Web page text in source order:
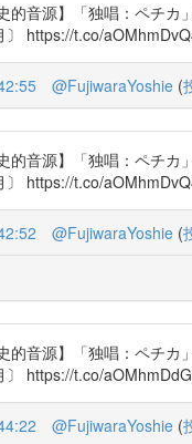
的音源】「独唱：ペチ
〕 https://t.co/
@FujiwaraYoshie (
的音源】「独唱：ペチ
〕 https://t.co/
@FujiwaraYoshie (
的音源】「独唱：ペチ
〕 https://t.co/
@FujiwaraYoshie (